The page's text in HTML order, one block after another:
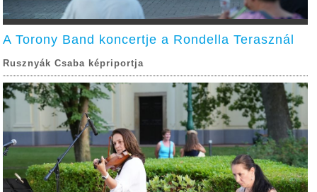
A Torony Band koncertje a Rondella Terasznál
Rusznyák Csaba képriportja